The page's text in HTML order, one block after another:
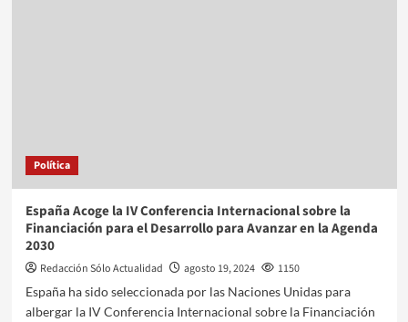
Política
España Acoge la IV Conferencia Internacional sobre la
Financiación para el Desarrollo para Avanzar en la Agenda
2030
Redacción Sólo Actualidad agosto 19, 2024
1150
España ha sido seleccionada por las Naciones Unidas para
albergar la IV Conferencia Internacional sobre la Financiación